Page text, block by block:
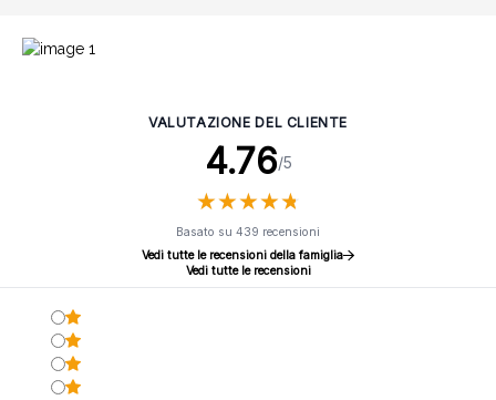
VALUTAZIONE DEL CLIENTE
4.76/5
★★★★★
★★★★★
Basato su 439 recensioni
Vedi tutte le recensioni della famiglia
Vedi tutte le recensioni